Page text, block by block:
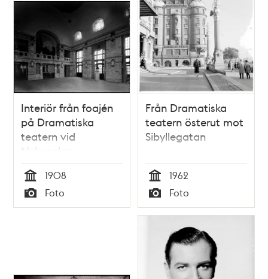
Interiör från foajén
på Dramatiska
teatern vid
Nybroplan
Tid
1908
Typ
Foto
Från Dramatiska
teatern österut mot
Sibyllegatan
Tid
1962
Typ
Foto